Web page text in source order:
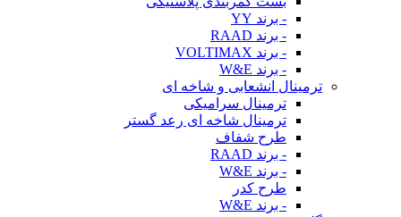
- برند YY
- برند RAAD
- برند VOLTIMAX
- برند W&E
ترمینال انشعابی و شاخه ای
ترمینال سرامیکی
ترمینال شاخه ای رعد گستر
طرح شفاف
- برند RAAD
- برند W&E
طرح کدر
- برند W&E